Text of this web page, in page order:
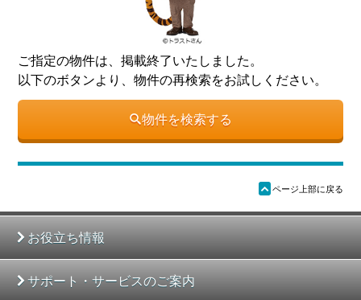
ご指定の物件は、掲載終了いたしました。
以下のボタンより、物件の再検索をお試しください。
物件を検索する
ü ページ上部に戻る
お役立ち情報
サポート・サービスのご案内